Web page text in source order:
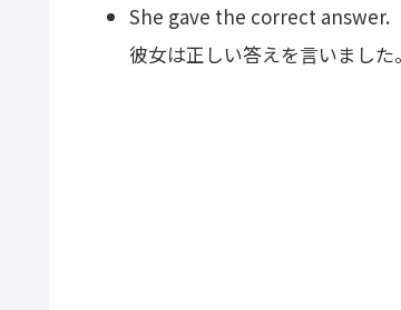
She gave the correct answer.
彼女は正しい答えを言いました。